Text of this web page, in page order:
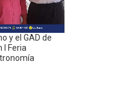
y el GAD de
Feria